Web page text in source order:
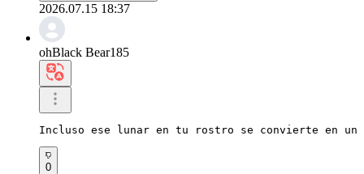
2026.07.15 18:37
ohBlack Bear185
Incluso ese lunar en tu rostro se convierte en un
0